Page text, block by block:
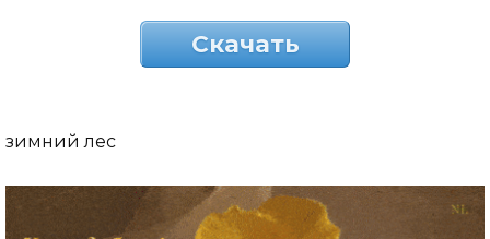
Скачать
зимний лес